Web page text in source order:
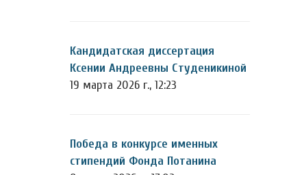
Кандидатская диссертация
Ксении Андреевны Студеникиной
19 марта 2026 г., 12:23
Победа в конкурсе именных
стипендий Фонда Потанина